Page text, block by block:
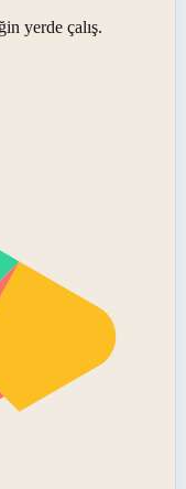
yerde çalış.